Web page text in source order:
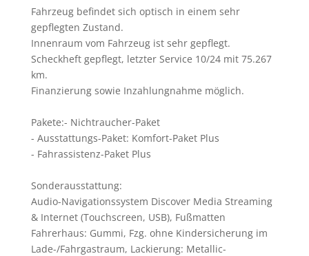
Fahrzeug befindet sich optisch in einem sehr
gepflegten Zustand.
Innenraum vom Fahrzeug ist sehr gepflegt.
Scheckheft gepflegt, letzter Service 10/24 mit 75.267
km.
Finanzierung sowie Inzahlungnahme möglich.
Pakete: Nichtraucher-Paket
Ausstattungs-Paket: Komfort-Paket Plus
Fahrassistenz-Paket Plus
Sonderausstattung:
Audio-Navigationssystem Discover Media Streaming
& Internet (Touchscreen, USB), Fußmatten
Fahrerhaus: Gummi, Fzg. ohne Kindersicherung im
Lade-/Fahrgastraum, Lackierung: Metallic-